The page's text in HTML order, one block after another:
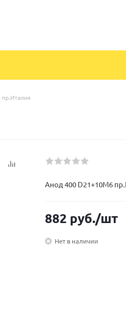
Анод 400 D21+10M6
882 руб./шт
Нет в наличии